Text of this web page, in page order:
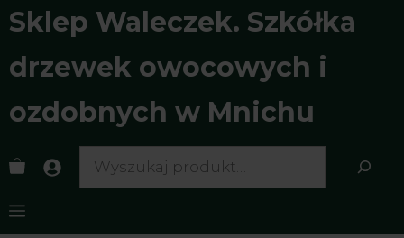
Przejdź
do
treści
Sklep Waleczek. Szkółka
drzewek owocowych i
ozdobnych w Mnichu
Menu
Search